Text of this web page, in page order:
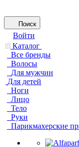
Поиск
Войти
Каталог
Все бренды
Волосы
Для мужчин
Для детей
Ноги
Лицо
Тело
Руки
Парикмахерские